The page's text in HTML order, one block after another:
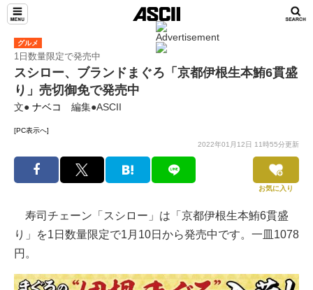
グルメ
1日数量限定で発売中
スシロー、ブランドまぐろ「京都伊根生本鮪6貫盛
り」売切御免で発売中
文● ナベコ 編集●ASCII
[PC表示へ]
2022年01月12日 11時55分更新
お気に入り
寿司チェーン「スシロー」は「京都伊根生本鮪6貫盛
り」を1日数量限定で1月10日から発売中です。一皿1078
円。